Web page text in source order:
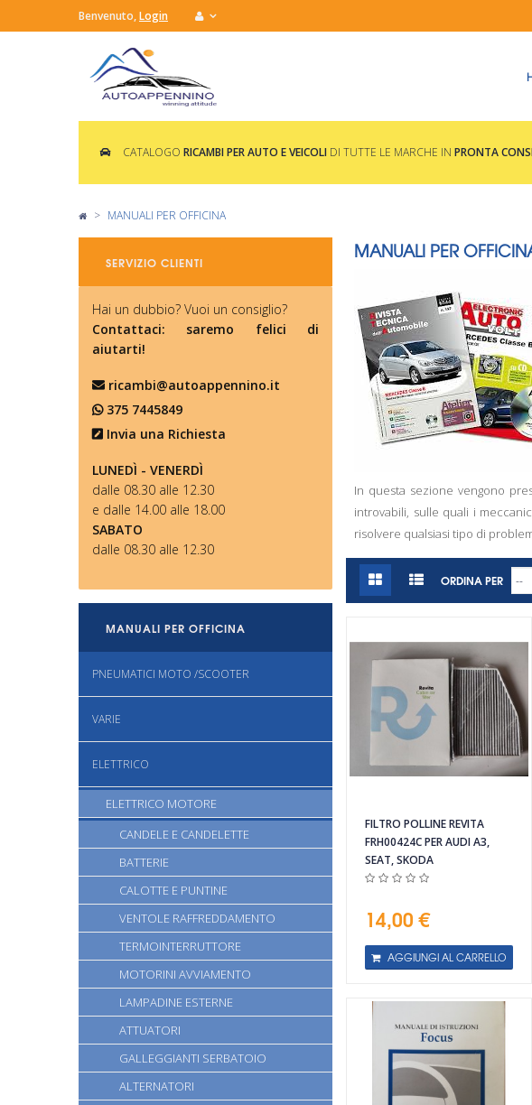
Benvenuto,Login
CATALOGO RICAMBI PER AUTO E VEICOLI DI TUTTE LE MARCHE IN PRONTA
> MANUALI PER OFFICINA
SERVIZIO CLIENTI
Hai un dubbio? Vuoi un consiglio?
Contattaci: saremo felici di
aiutarti!
ricambi@autoappennino.it
375 7445849
Invia una Richiesta
LUNEDÌ - VENERDÌ
dalle 08.30 alle 12.30
e dalle 14.00 alle 18.00
SABATO
dalle 08.30 alle 12.30
MANUALI PER OFFICINA
PNEUMATICI MOTO /SCOOTER
VARIE
ELETTRICO
ELETTRICO MOTORE
CANDELE E CANDELETTE
BATTERIE
CALOTTE E PUNTINE
VENTOLE RAFFREDDAMENTO
TERMOINTERRUTTORE
MOTORINI AVVIAMENTO
LAMPADINE ESTERNE
ATTUATORI
GALLEGGIANTI SERBATOIO
ALTERNATORI
MANUALI PER
In questa sezione vengono
introvabili, sulle quali i
risolvere qualsiasi tipo di
ORDINA PER
FILTRO POLLINE REVITA
FRH00424C PER AUDI A3,
SEAT, SKODA
14,00 €
AGGIUNGI AL CARRELLO
Vista rapida Vista rapida